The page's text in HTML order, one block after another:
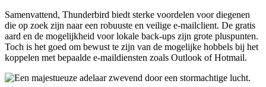
Samenvattend, Thunderbird biedt sterke voordelen voor diegenen
die op zoek zijn naar een robuuste en veilige e-mailclient. De gratis
aard en de mogelijkheid voor lokale back-ups zijn grote pluspunten.
Toch is het goed om bewust te zijn van de mogelijke hobbels bij het
koppelen met bepaalde e-maildiensten zoals Outlook of Hotmail.